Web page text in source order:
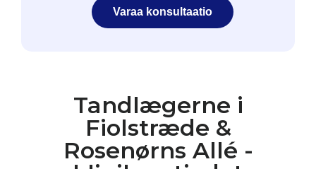
Varaa konsultaatio
Tandlægerne i
Fiolstræde &
Rosenørns Allé -